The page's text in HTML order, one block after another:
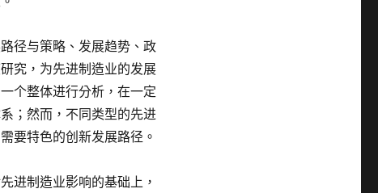
径与策略、发展趋势、政
究，为先进制造业的发展
个整体进行分析，在一定
；然而，不同类型的先进
要特色的创新发展路径。
进制造业影响的基础上，